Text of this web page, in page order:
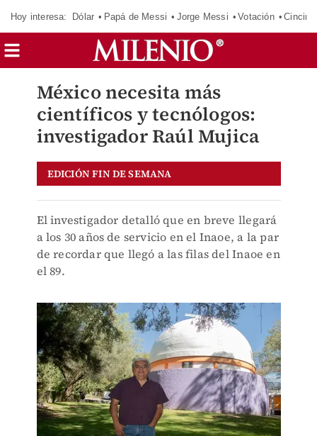
Hoy interesa: Dólar Papá de Messi Jorge Messi Votación
México necesita más
científicos y tecnólogos:
investigador Raúl Mujica
EDICIÓN FIN DE SEMANA
El investigador detalló que en breve llegará
a los 30 años de servicio en el Inaoe, a la par
de recordar que llegó a las filas del Inaoe en
el 89.